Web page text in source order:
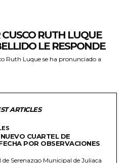
CUSCO RUTH LUQUE
LE RESPONDE
Ruth Luque se ha pronunciado a
ARTICLES
CUARTEL DE
POR OBSERVACIONES
Serenazgo Municipal de Juliaca